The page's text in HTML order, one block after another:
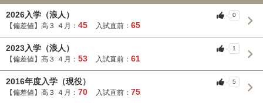
2026入学（浪人）
【偏差値】高３ ４月： 45 入試直前： 65
0
2023入学（浪人）
【偏差値】高３ ４月： 53 入試直前： 61
1
2016年度入学（現役）
【偏差値】高３ ４月： 70 入試直前： 75
5